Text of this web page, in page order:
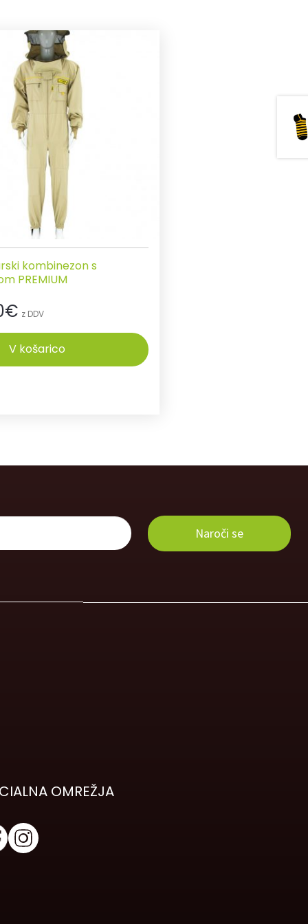
kombinezon s
PREMIUM
€ z DDV
V košarico
OMREŽJA